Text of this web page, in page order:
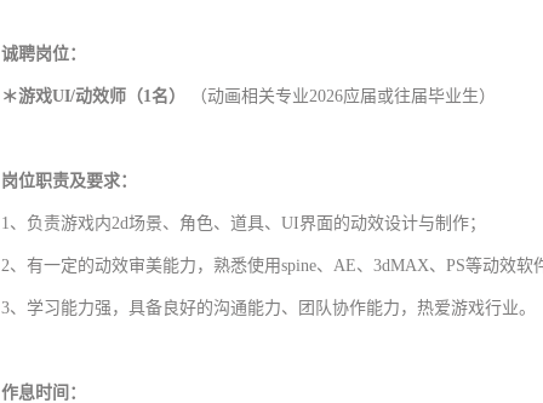
诚聘岗位：
＊游戏UI/动效师 （1名） （动画相关专业2026应届或往届毕业生）
岗位职责及要求：
1、负责游戏内2d场景、角色、道具、UI界面的动效设计与制作；
2、有一定的动效审美能力，熟悉使用spine、AE、3dMAX、PS等动效软
3、学习能力强，具备良好的沟通能力、团队协作能力，热爱游戏行业。
作息时间：